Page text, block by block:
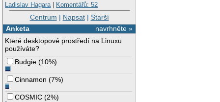
Ladislav Hagara | Komentářů: 52
Centrum | Napsat| Starší
navrhněte »
Anketa
Které desktopové prostředí na Linuxu
používáte?
Budgie (10%)
Cinnamon (7%)
COSMIC (2%)